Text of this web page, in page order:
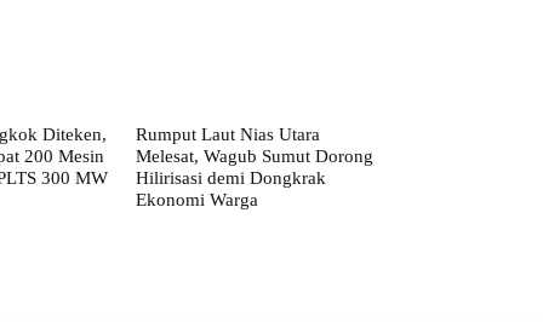
Diteken,
200 Mesin
300 MW
Rumput Laut Nias Utara
Melesat, Wagub Sumut Dorong
Hilirisasi demi Dongkrak
Ekonomi Warga